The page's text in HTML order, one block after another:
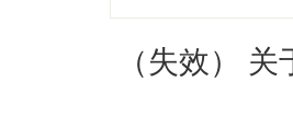
政务公开
（失效）